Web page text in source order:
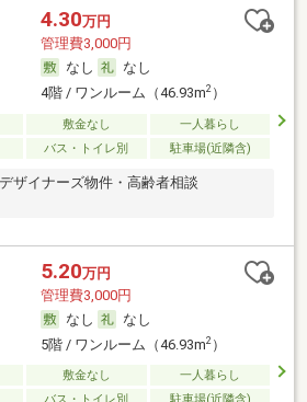
4.30万円
管理費3,000円
なし
なし
4階 / ワンルーム（46.93m2）
敷金なし
一人暮らし
バス・トイレ別 駐車場(近隣含)
ザイナーズ物件・高齢者相談
5.20万円
管理費3,000円
なし
なし
5階 / ワンルーム（46.93m2）
敷金なし
一人暮らし